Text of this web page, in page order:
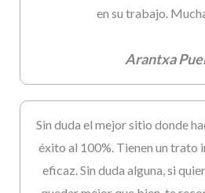
en su trabajo.
Arantxa
Sin duda el mejor sitio donde
éxito al 100%. Tienen un trato
eficaz. Sin duda alguna, si